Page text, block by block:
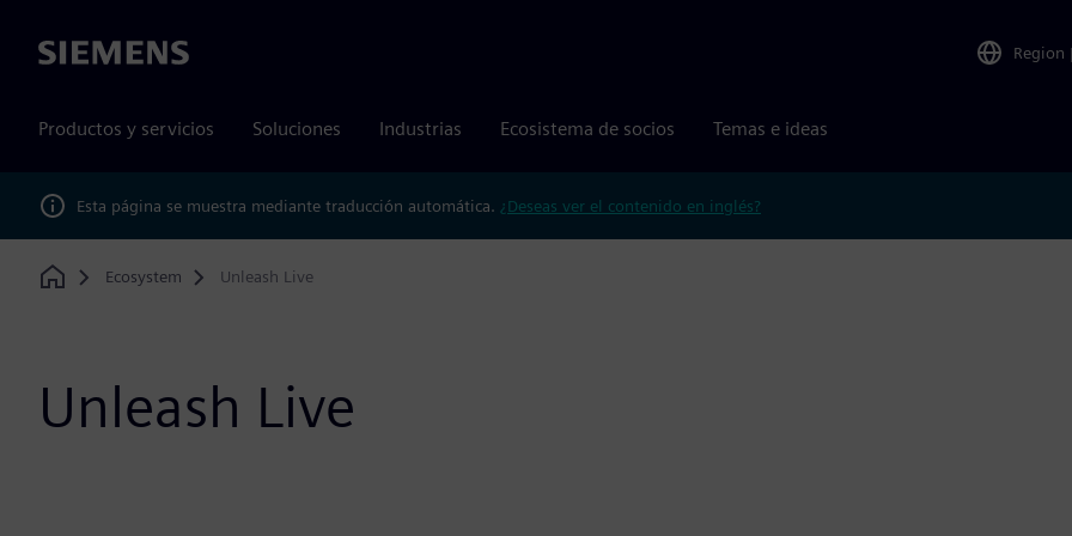
Siemens Region |
Productos y servicios Soluciones Industrias Ecosistema de socios Temas e ideas
Esta página se muestra mediante traducción automática. ¿Deseas ver el contenido en inglés?
Home
Ecosystem Unleash Live
Unleash Live